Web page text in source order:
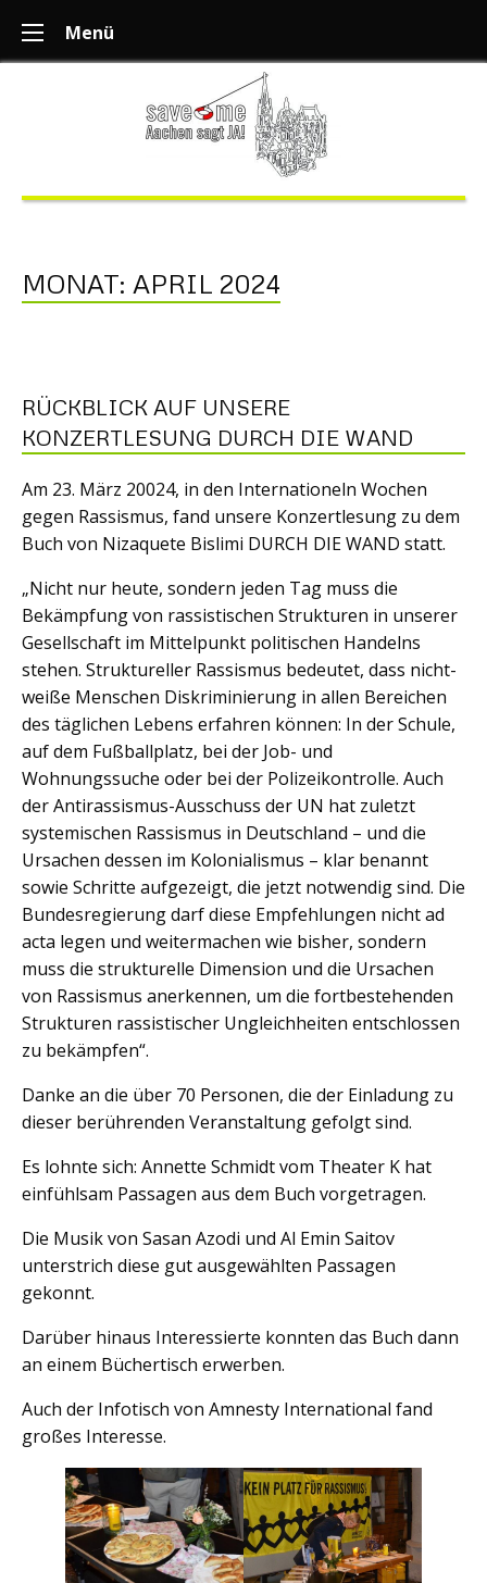
Menü
MONAT: APRIL 2024
RÜCKBLICK AUF UNSERE
KONZERTLESUNG DURCH DIE WAND
Am 23. März 20024, in den Internationeln Wochen
gegen Rassismus, fand unsere Konzertlesung zu dem
Buch von Nizaquete Bislimi DURCH DIE WAND statt.
„Nicht nur heute, sondern jeden Tag muss die
Bekämpfung von rassistischen Strukturen in unserer
Gesellschaft im Mittelpunkt politischen Handelns
stehen. Struktureller Rassismus bedeutet, dass nicht-
weiße Menschen Diskriminierung in allen Bereichen
des täglichen Lebens erfahren können: In der Schule,
auf dem Fußballplatz, bei der Job- und
Wohnungssuche oder bei der Polizeikontrolle. Auch
der Antirassismus-Ausschuss der UN hat zuletzt
systemischen Rassismus in Deutschland – und die
Ursachen dessen im Kolonialismus – klar benannt
sowie Schritte aufgezeigt, die jetzt notwendig sind. Die
Bundesregierung darf diese Empfehlungen nicht ad
acta legen und weitermachen wie bisher, sondern
muss die strukturelle Dimension und die Ursachen
von Rassismus anerkennen, um die fortbestehenden
Strukturen rassistischer Ungleichheiten entschlossen
zu bekämpfen“.
Danke an die über 70 Personen, die der Einladung zu
dieser berührenden Veranstaltung gefolgt sind.
Es lohnte sich: Annette Schmidt vom Theater K hat
einfühlsam Passagen aus dem Buch vorgetragen.
Die Musik von Sasan Azodi und Al Emin Saitov
unterstrich diese gut ausgewählten Passagen
gekonnt.
Darüber hinaus Interessierte konnten das Buch dann
an einem Büchertisch erwerben.
Auch der Infotisch von Amnesty International fand
großes Interesse.